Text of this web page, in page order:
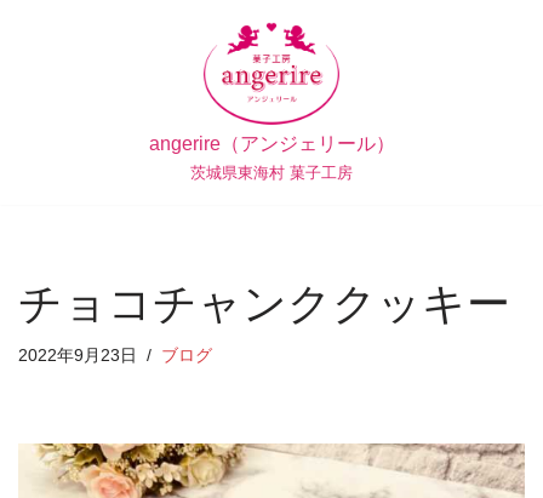
ッ
プ
angerire（アンジェリール）
茨城県東海村 菓子工房
チョコチャンククッキー
2022年9月23日 ブログ